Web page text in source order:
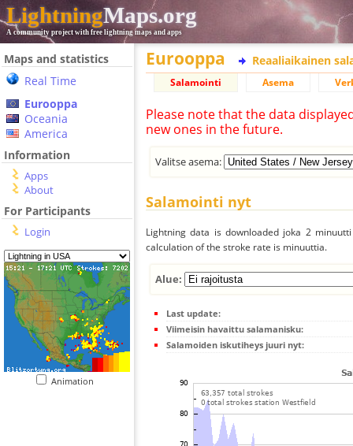
LightningMaps.org
A community project with free lightning maps and apps
Maps and statistics
Real Time
Eurooppa
Oceania
America
Information
Apps
About
For Participants
Login
Animation
Eurooppa Reaaliaikainen
Salamointi Asema
Please note that the data
new ones in the future.
Valitse asema:
Salamointi nyt
Lightning data is downloaded joka 2
calculation of the stroke rate is minuuttia.
Alue:
Last update:
Viimeisin havaittu salamanisku:
Salamoiden iskutiheys juuri nyt: